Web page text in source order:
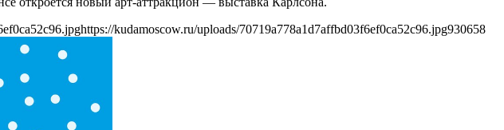
https://kudamoscow.ru/uploads/70719a778a1d7affbd03f6ef0ca52c96.jpg930658